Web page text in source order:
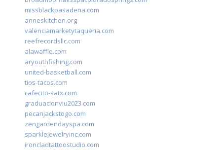
missblackpasadena.com
anneskitchen.org
valenciamarketytaqueria.com
reefrecordsllc.com
alawaffle.com
aryouthfishing.com
united-basketball.com
tios-tacos.com
cafecito-satx.com
graduacionviu2023.com
pecanjackstogo.com
zengardendayspa.com
sparklejewelryinc.com
ironcladtattoostudio.com